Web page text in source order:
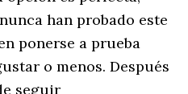
han probado este
ponerse a prueba
o menos. Después
seguir